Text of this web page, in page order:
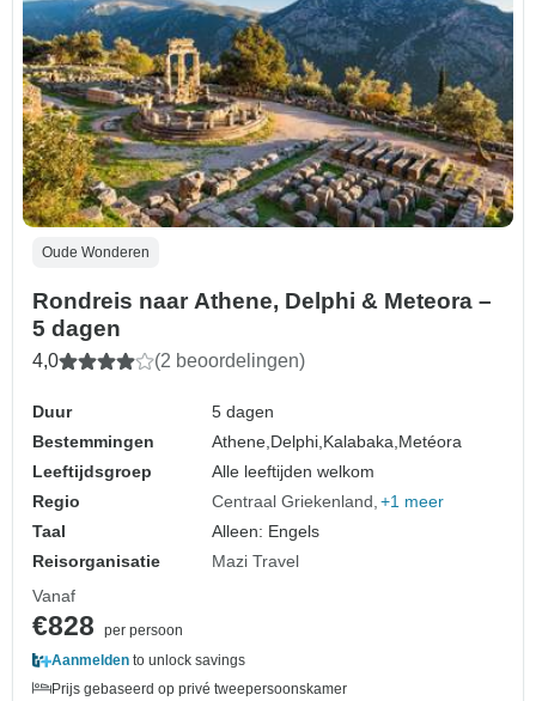
Oude Wonderen
Rondreis naar Athene, Delphi & Meteora –
5 dagen
4,0 (2 beoordelingen)
Duur
5 dagen
Bestemmingen
Athene, Delphi, Kalabaka, Metéora
Leeftijdsgroep
Alle leeftijden welkom
Regio
Centraal Griekenland +1 meer
Taal
Alleen: Engels
Reisorganisatie
Mazi Travel
Vanaf
€828
per persoon
Aanmelden to unlock savings
Prijs gebaseerd op privé tweepersoonskamer